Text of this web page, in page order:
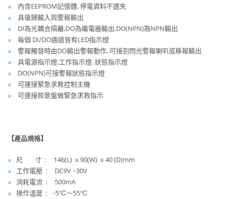
● 內含EEPROM記憶體, 停電資料不遺失
● 具復歸輸入與警報輸出
● DI為光耦合隔離,DO為繼電器輸出.DO(NPN)為NPN輸出
● 每個 DI/DO通道皆有LED指示燈
● 警報觸發時由DO輸出警報動作, 可接到閃光警報喇叭或移報輸出
● 具電源指示燈,工作指示燈, 狀態指示燈
● DO(NPN)可接警報狀態指示燈
● 可連接緊急求救控制主機
● 可連接照景盤做緊急求救指示
【產品規格】
● 尺 寸 : 146(L) x 90(W) x 40 (D)mm
● 工作電壓 : DC9V ~30V
● 消耗電流 : 500mA
● 操作溫度 : -5℃～55℃